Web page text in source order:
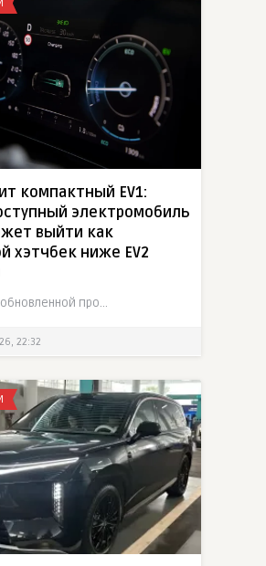
компактный EV1:
электромобиль
выйти как
хэтчбек ниже EV2
Kia, судя по обновленной продуктовой стратегии, готовит новый entry-level электромобиль под названием EV1. Речь пока не идет о полноценном серийном дебюте, однако внутренняя логика линейки указывает
22:32